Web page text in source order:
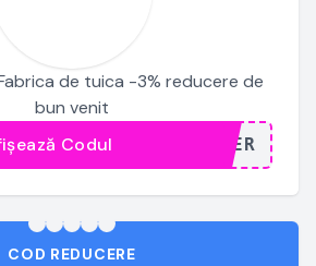
de tuica -3% reducere de
bun venit
...TER
Codul
COD REDUCERE